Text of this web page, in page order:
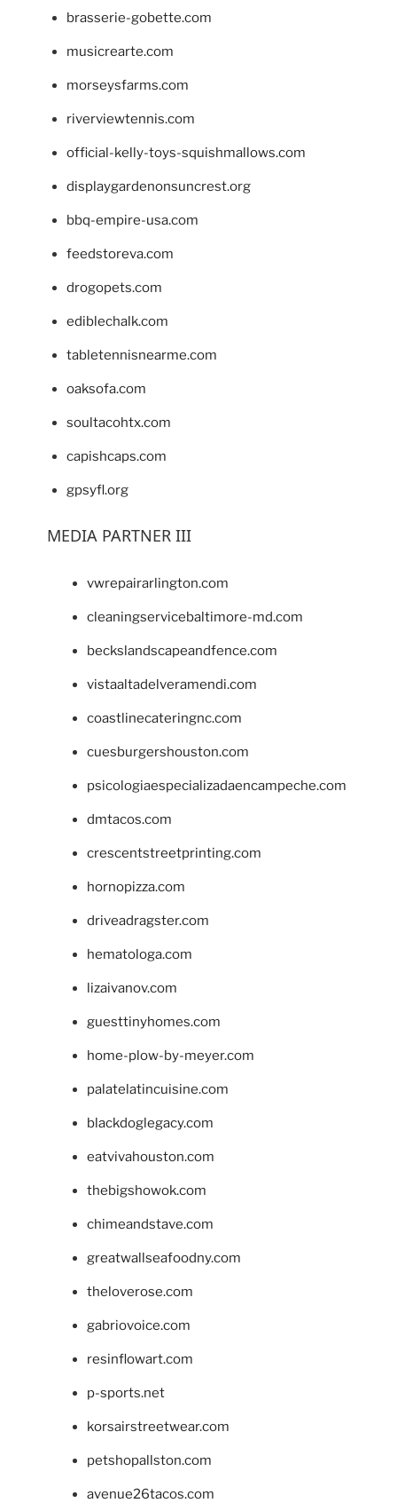
brasserie-gobette.com
musicrearte.com
morseysfarms.com
riverviewtennis.com
official-kelly-toys-squishmallows.com
displaygardenonsuncrest.org
bbq-empire-usa.com
feedstoreva.com
drogopets.com
ediblechalk.com
tabletennisnearme.com
oaksofa.com
soultacohtx.com
capishcaps.com
gpsyfl.org
MEDIA PARTNER III
vwrepairarlington.com
cleaningservicebaltimore-md.com
beckslandscapeandfence.com
vistaaltadelveramendi.com
coastlinecateringnc.com
cuesburgershouston.com
psicologiaespecializadaencampeche.com
dmtacos.com
crescentstreetprinting.com
hornopizza.com
driveadragster.com
hematologa.com
lizaivanov.com
guesttinyhomes.com
home-plow-by-meyer.com
palatelatincuisine.com
blackdoglegacy.com
eatvivahouston.com
thebigshowok.com
chimeandstave.com
greatwallseafoodny.com
theloverose.com
gabriovoice.com
resinflowart.com
p-sports.net
korsairstreetwear.com
petshopallston.com
avenue26tacos.com